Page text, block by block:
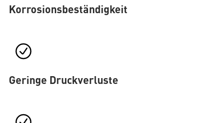
Korrosionsbeständigkeit
Geringe Druckverluste